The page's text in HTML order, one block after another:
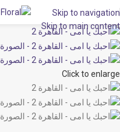
Skip to navigation
Skip to main content
Click to enlarge